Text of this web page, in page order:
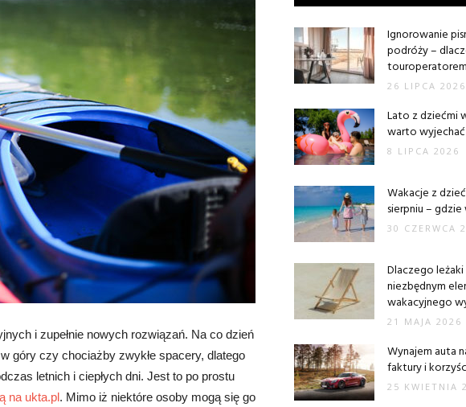
i zupełnie nowych rozwiązań. Na co dzień
góry czy chociażby zwykłe spacery, dlatego
letnich i ciepłych dni. Jest to po prostu
na ukta.pl. Mimo iż niektóre osoby mogą się go
Ignorowanie
podróży –
26 LIPCA 2026
Lato z dziećmi
warto
8 LIPCA 2026
Wakacje z
sierpniu –
30 CZERWCA
Dlaczego
niezbędnym
wakacyjnego
21 MAJA 2026
Wynajem auta
faktury i
25 KWIETNIA